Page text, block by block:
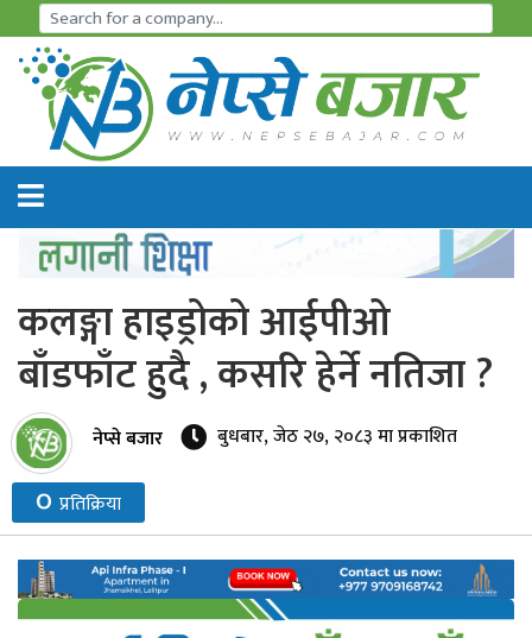
समाचार
अर्थतन्त्र
शेयर
आइ
पि
ओ
हाइड्रो
पावर
नेप्से
कलङ्गा हाइड्रोको आईपीओ
बाँडफाँट हुदै , कसरि हेर्ने नतिजा ?
नेप्से बजार बुधबार, जेठ २७, २०८३ मा प्रकाशित
० प्रतिक्रिया